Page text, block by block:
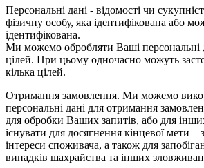
Персональні дані - відомості чи
фізичну особу, яка ідентифікована або
ідентифікована.
Ми можемо обробляти Ваші персональні
цілей. При цьому одночасно можуть
кілька цілей.
Отримання замовлення. Ми можемо
персональні дані для отримання
для обробки Ваших запитів, або для
існувати для досягнення кінцевої мети –
інтереси споживача, а також для
випадків шахрайства та інших